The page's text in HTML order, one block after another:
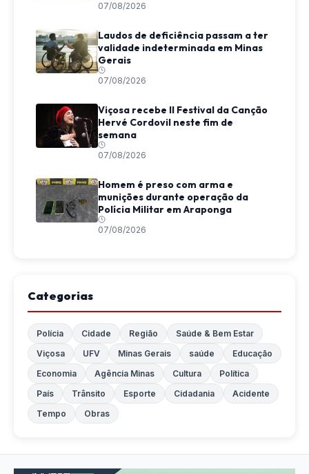
07/08/2026
Laudos de deficiência passam a ter
validade indeterminada em Minas
Gerais
07/08/2026
Viçosa recebe II Festival da Canção
Hervé Cordovil neste fim de
semana
07/08/2026
Homem é preso com arma e
munições durante operação da
Polícia Militar em Araponga
07/08/2026
Categorias
Polícia Cidade Região
Saúde & Bem Estar
Viçosa
UFV Minas Gerais saúde
Educação
Economia
Agência Minas Cultura
Política
País
Trânsito Esporte Cidadania
Acidente
Tempo
Obras